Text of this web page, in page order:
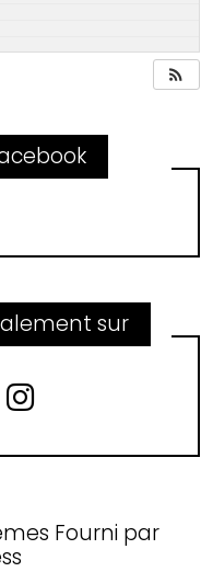
sur
Fourni par